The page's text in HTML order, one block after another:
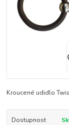
Kroucené udidlo
Dostupnost